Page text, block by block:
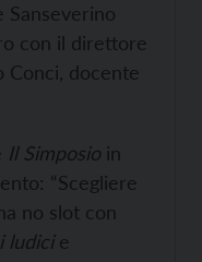
Sanseverino
con il direttore
Conci, docente
Il Simposio in
“Scegliere
no slot con
ludicie